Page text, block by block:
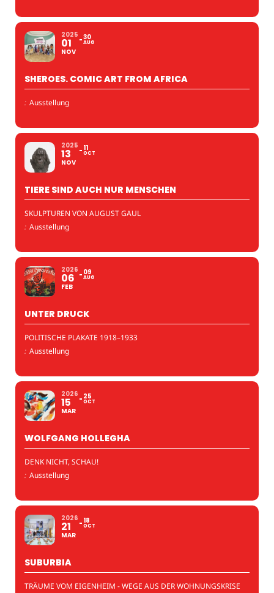
2025
01
NOV
30
AUG
SHEROES. COMIC ART FROM AFRICA
: Ausstellung
2025
13
NOV
11
OCT
TIERE SIND AUCH NUR MENSCHEN
SKULPTUREN VON AUGUST GAUL
: Ausstellung
2026
06
FEB
09
AUG
UNTER DRUCK
POLITISCHE PLAKATE 1918–1933
: Ausstellung
2026
15
MAR
25
OCT
WOLFGANG HOLLEGHA
DENK NICHT, SCHAU!
: Ausstellung
2026
21
MAR
18
OCT
SUBURBIA
TRÄUME VOM EIGENHEIM - WEGE AUS DER WOHNUNGSKRISE